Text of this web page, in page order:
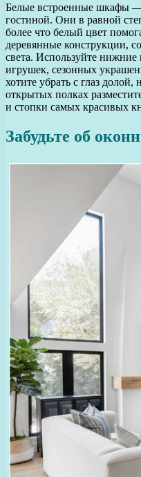
Белые встроенные шкафы
гостиной. Они в равной
более что белый цвет
деревянные конструкции,
света. Используйте
игрушек, сезонных
хотите убрать с глаз
открытых полках
и стопки самых красивых
Забудьте об